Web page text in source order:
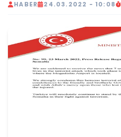
HABER 24.03.2022 - 10:08